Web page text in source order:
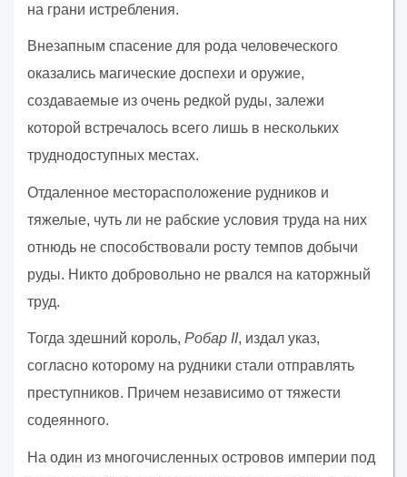
на грани истребления.
Внезапным спасение для рода человеческого
оказались магические доспехи и оружие,
создаваемые из очень редкой руды, залежи
которой встречалось всего лишь в нескольких
труднодоступных местах.
Отдаленное месторасположение рудников и
тяжелые, чуть ли не рабские условия труда на них
отнюдь не способствовали росту темпов добычи
руды. Никто добровольно не рвался на каторжный
труд.
Тогда здешний король, Робар II, издал указ,
согласно которому на рудники стали отправлять
преступников. Причем независимо от тяжести
содеянного.
На один из многочисленных островов империи под